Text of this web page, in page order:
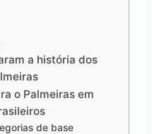
a história dos
o Palmeiras em
de base